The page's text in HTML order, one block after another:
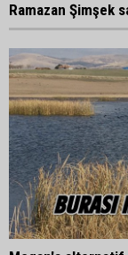
Ramazan Şimşek